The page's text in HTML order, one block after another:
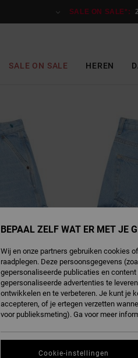
SALE ON SALE*:
SALE ON SALE HEREN
BEPAAL ZELF WAT ER MET JE
Wij en onze partners gebruiken cookies
raadplegen. Deze persoonsgegevens
gepersonaliseerde publicaties en
gepersonaliseerde advertenties te
ontwikkelen en te verbeteren. Je kunt je
accepteren, of je ertegen verzetten
voor publieksmeting). Ga voor meer
Cookie-instellingen